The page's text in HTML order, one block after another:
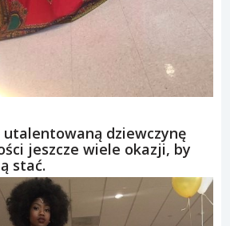
utalentowaną dziewczynę
jeszcze wiele okazji, by
stać.